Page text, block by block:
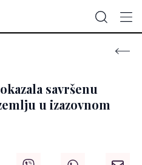
savršenu
u izazovnom